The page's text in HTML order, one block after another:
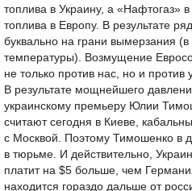
топлива в Украину, а «Нафтогаз» в
топлива в Европу. В результате
буквально на грани вымерзания
температуры). Возмущение
не только против нас, но и против
В результате мощнейшего
украинскому премьеру Юлии
считают сегодня в Киеве,
с Москвой. Поэтому Тимошенко в
в тюрьме. И действительно,
платит на $5 больше, чем
находится гораздо дальше от